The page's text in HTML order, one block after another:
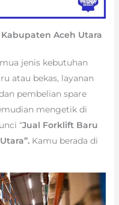
Aceh Utara
jenis kebutuhan
atau bekas, layanan
pembelian spare
mengetik di
“Jual Forklift Baru
Kamu berada di